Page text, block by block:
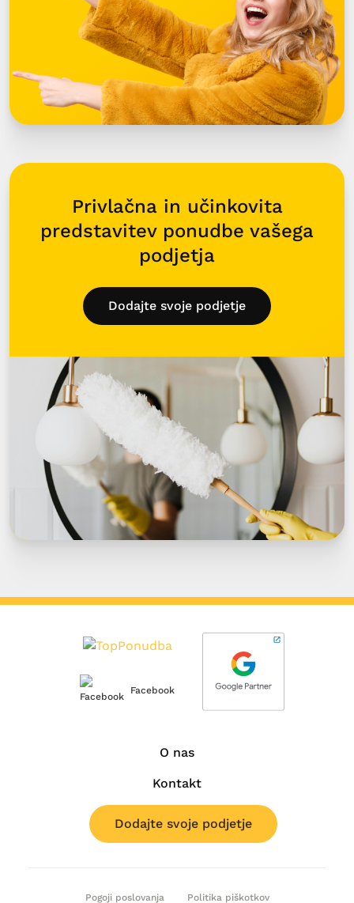
Privlačna in učinkovita
predstavitev ponudbe vašega
podjetja
Dodajte svoje podjetje
Facebook
O nas
Kontakt
Dodajte svoje podjetje
Pogoji poslovanja Politika piškotkov